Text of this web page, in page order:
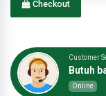
Checkout
Customer
Butuh
Online